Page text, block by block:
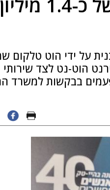
על ידי הוט טלקום
הוט-נט לצד
בבקשות למשרד